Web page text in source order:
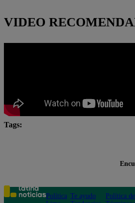
VIDEO
Tags:
Política Te ayudo
Política